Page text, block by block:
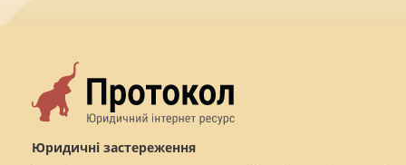
Юридичні застереження